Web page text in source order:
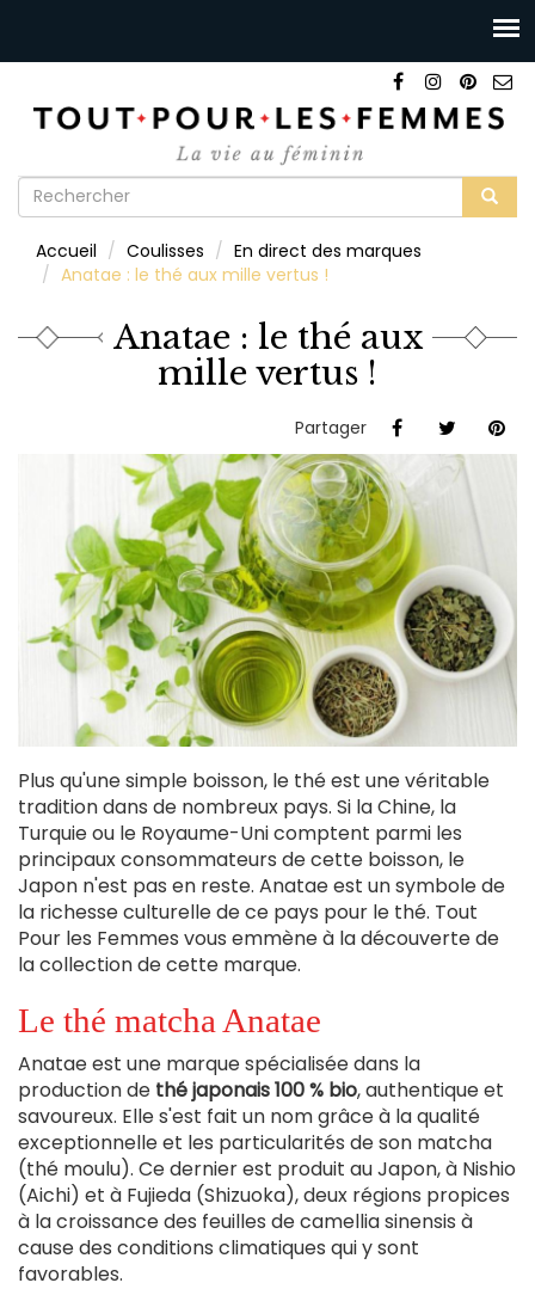
Formulaire
recherche
Accueil Coulisses
En direct des marques
Anatae : le thé aux mille vertus !
Anatae : le thé aux
mille vertus !
Partager
Plus qu'une simple boisson, le thé est une véritable
tradition dans de nombreux pays. Si la Chine, la
Turquie ou le Royaume-Uni comptent parmi les
principaux consommateurs de cette boisson, le
Japon n'est pas en reste. Anatae est un symbole de
la richesse culturelle de ce pays pour le thé. Tout
Pour les Femmes vous emmène à la découverte de
la collection de cette marque.
Le thé matcha Anatae
Anatae est une marque spécialisée dans la
production de thé japonais 100 % bio, authentique et
savoureux. Elle s'est fait un nom grâce à la qualité
exceptionnelle et les particularités de son matcha
(thé moulu). Ce dernier est produit au Japon, à Nishio
(Aichi) et à Fujieda (Shizuoka), deux régions propices
à la croissance des feuilles de camellia sinensis à
cause des conditions climatiques qui y sont
favorables.